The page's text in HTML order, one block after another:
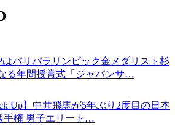
はパリパラリンピック金メダリスト杉
る年間授賞式「ジャパンサ…
Up】中井飛馬が5年ぶり2度目の日本
手権 男子エリート…